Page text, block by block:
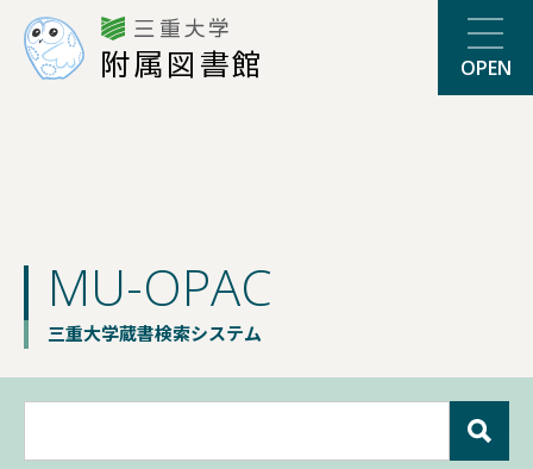
附属図書館 OPEN
MU-OPAC
三重大学蔵書検索システム